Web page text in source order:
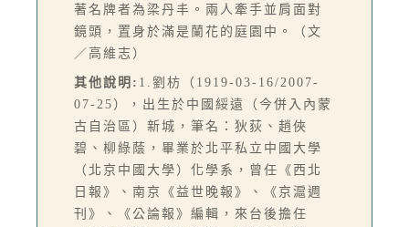
著名牌者為梁丹丰。兩人牽手並肩面對
鏡頭，置身於滿是蘭花的庭園中。（文
／高維志）
其他說明: 1.劉枋（1919-03-16/2007-
07-25），出生於中國綏遠（今併入內蒙
古自治區）新城，筆名：狄荻、趙俠
碧、柳綠蔭，畢業於北平私立中國大學
（北京中國大學）化學系，曾任《西北
日報》、南京《益世晚報》、《京滬週
刊》、《公論報》編輯，來台後擔任